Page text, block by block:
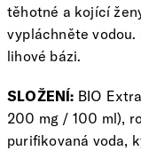
těhotné a kojící
vypláchněte vodou.
lihové bázi.
SLOŽENÍ: BIO
200 mg / 100 ml),
purifikovaná voda,